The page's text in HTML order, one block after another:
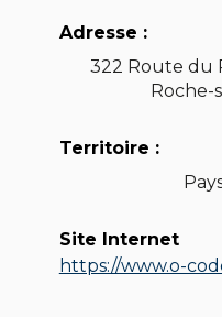
Adresse :
322 Route du
Roche-
Territoire :
Site Internet
https://www.o-